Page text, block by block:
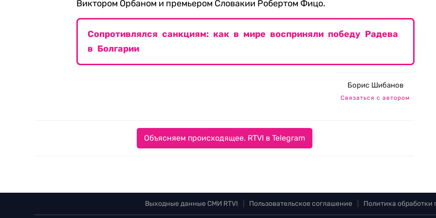
Виктором Орбаном и премьером Словакии Робертом Фицо.
Сопротивлялся санкциям: как в мире восприняли победу Радева
в Болгарии
Борис Шибанов
Связаться с автором
Объясняем происходящее. RTVI в Telegram
Выходные данные СМИ RTVI Пользовательское соглашение Политика